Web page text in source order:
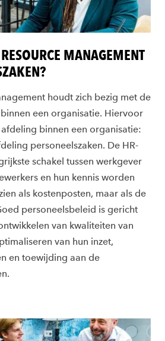
MANAGEMENT
houdt zich bezig met de
een organisatie. Hiervoor
binnen een organisatie:
personeelszaken. De HR-
schakel tussen werkgever
en hun kennis worden
als kostenposten, maar als de
personeelsbeleid is gericht
van kwaliteiten van
van hun inzet,
en toewijding aan de